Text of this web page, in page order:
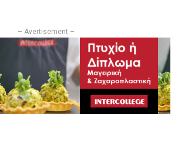
– Avertisement –